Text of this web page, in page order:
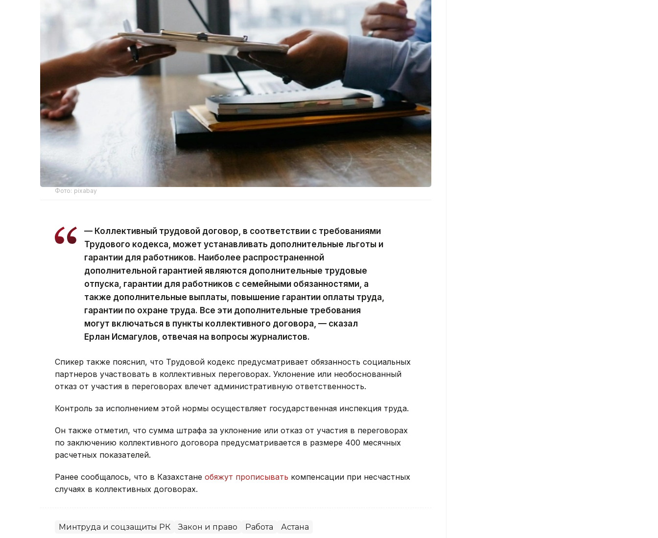
Фото: pixabay
— Коллективный трудовой договор, в соответствии с требованиями
Трудового кодекса, может устанавливать дополнительные льготы и
гарантии для работников. Наиболее распространенной
дополнительной гарантией являются дополнительные трудовые
отпуска, гарантии для работников с семейными обязанностями, а
также дополнительные выплаты, повышение гарантии оплаты труда,
гарантии по охране труда. Все эти дополнительные требования
могут включаться в пункты коллективного договора, — сказал
Ерлан Исмагулов, отвечая на вопросы журналистов.
Спикер также пояснил, что Трудовой кодекс предусматривает обязанность социальных
партнеров участвовать в коллективных переговорах. Уклонение или необоснованный
отказ от участия в переговорах влечет административную ответственность.
Контроль за исполнением этой нормы осуществляет государственная инспекция труда.
Он также отметил, что сумма штрафа за уклонение или отказ от участия в переговорах
по заключению коллективного договора предусматривается в размере 400 месячных
расчетных показателей.
Ранее сообщалось, что в Казахстане обяжут прописывать компенсации при несчастных
случаях в коллективных договорах.
Минтруда и соцзащиты РК Закон и право Работа Астана